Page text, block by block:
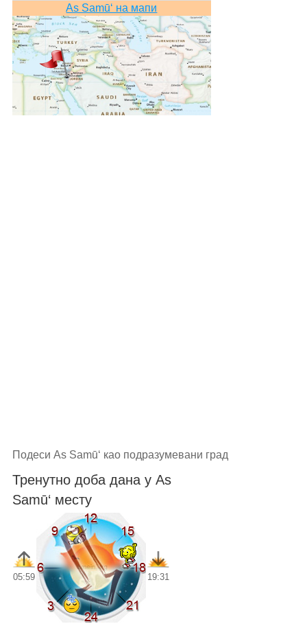
As Samū‘ на мапи
Подеси As Samū‘ као подразумевани град
Тренутно доба дана у As
Samū‘ месту
05:59 19:31